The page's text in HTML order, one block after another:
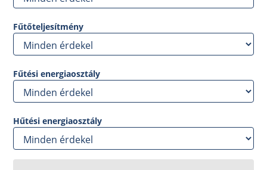
Fűtőteljesítmény
Fűtési energiaosztály
Hűtési energiaosztály